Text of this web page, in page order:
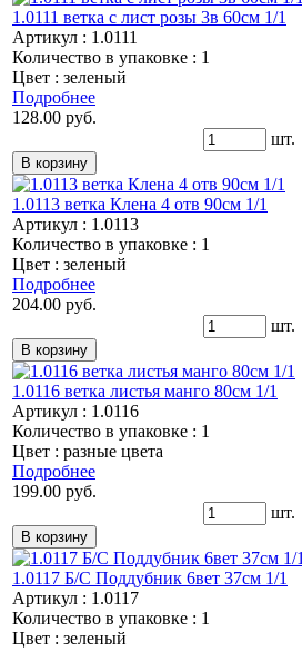
1.0111 ветка с лист розы 3в 60см 1/1
Артикул : 1.0111
Количество в упаковке : 1
Цвет : зеленый
Подробнее
128.00 руб.
шт.
1.0113 ветка Клена 4 отв 90см 1/1
Артикул : 1.0113
Количество в упаковке : 1
Цвет : зеленый
Подробнее
204.00 руб.
шт.
1.0116 ветка листья манго 80см 1/1
Артикул : 1.0116
Количество в упаковке : 1
Цвет : разные цвета
Подробнее
199.00 руб.
шт.
1.0117 Б/С Поддубник 6вет 37см 1/1
Артикул : 1.0117
Количество в упаковке : 1
Цвет : зеленый